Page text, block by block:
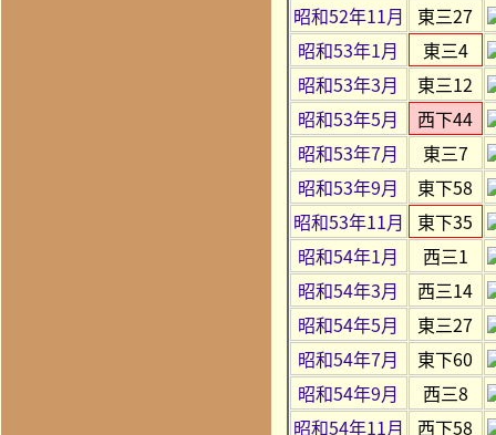
昭和52年11月
東三27
昭和53年1月
東三4
昭和53年3月
東三12
昭和53年5月
西下44
昭和53年7月
東三7
昭和53年9月
東下58
昭和53年11月
東下35
昭和54年1月
西三1
昭和54年3月
西三14
昭和54年5月
東三27
昭和54年7月
東下60
昭和54年9月
西三8
昭和54年11月
西下58